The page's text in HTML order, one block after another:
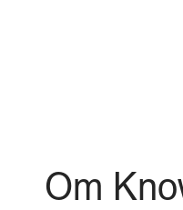
Om